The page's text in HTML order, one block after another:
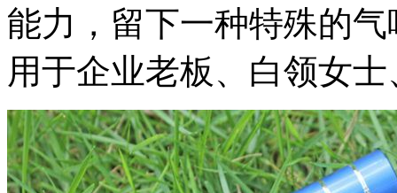
能力，留下一种特殊的
用于企业老板、白领女